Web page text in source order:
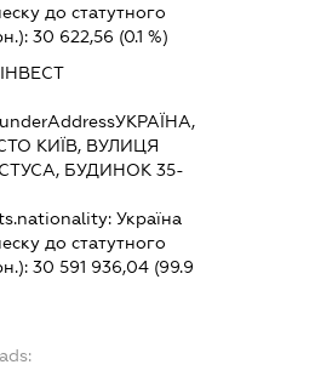
до статутного
30 622,56 (0.1 %)
УКРАЇНА,
КИЇВ, ВУЛИЦЯ
БУДИНОК 35-
Україна
до статутного
30 591 936,04 (99.9